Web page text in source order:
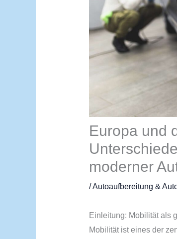
Europa und
moderner
/Autoaufbereitung &
Einleitung: Mobilität als
Mobilität ist eines der